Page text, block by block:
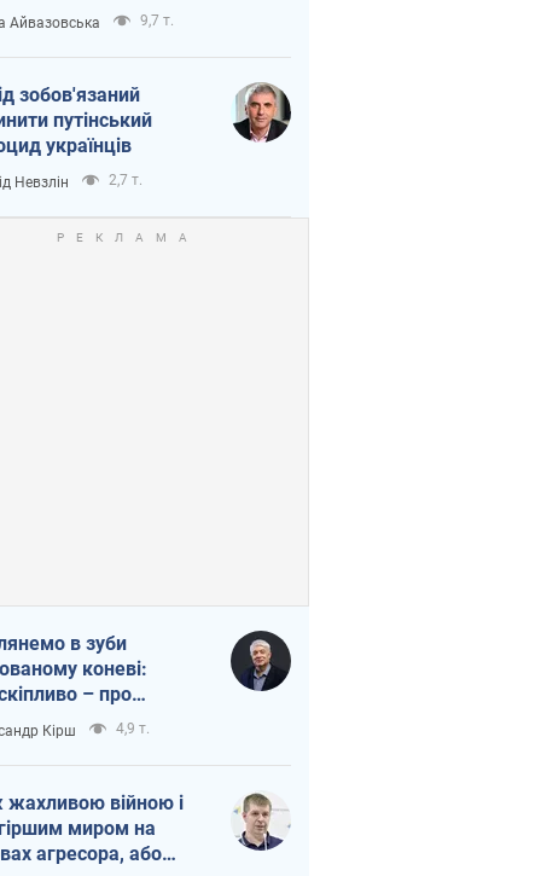
Айвазовська 9,7 т.
зобов'язаний
путінський
українців
Невзлін 2,7 т.
в зуби
коневі:
– про
Україні
Кірш 4,9 т.
жахливою війною і
миром на
агресора, або